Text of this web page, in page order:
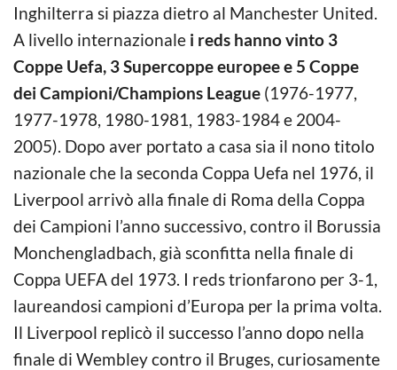
Inghilterra si piazza dietro al Manchester United.
A livello internazionale i reds hanno vinto 3
Coppe Uefa, 3 Supercoppe europee e 5 Coppe
dei Campioni/Champions League (1976-1977,
1977-1978, 1980-1981, 1983-1984 e 2004-
2005). Dopo aver portato a casa sia il nono titolo
nazionale che la seconda Coppa Uefa nel 1976, il
Liverpool arrivò alla finale di Roma della Coppa
dei Campioni l’anno successivo, contro il Borussia
Monchengladbach, già sconfitta nella finale di
Coppa UEFA del 1973. I reds trionfarono per 3-1,
laureandosi campioni d’Europa per la prima volta.
Il Liverpool replicò il successo l’anno dopo nella
finale di Wembley contro il Bruges, curiosamente